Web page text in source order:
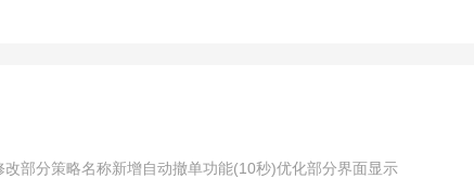
部分策略名称新增自动撤单功能(10秒)优化部分界面显示